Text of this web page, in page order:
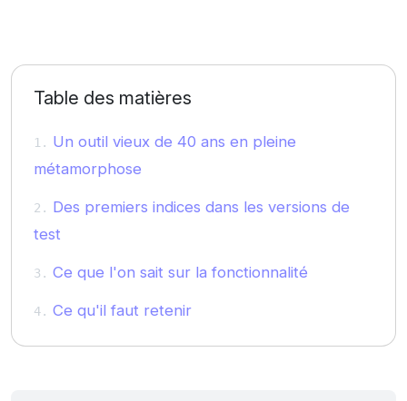
Table des matières
Un outil vieux de 40 ans en pleine
métamorphose
Des premiers indices dans les versions de
test
Ce que l'on sait sur la fonctionnalité
Ce qu'il faut retenir